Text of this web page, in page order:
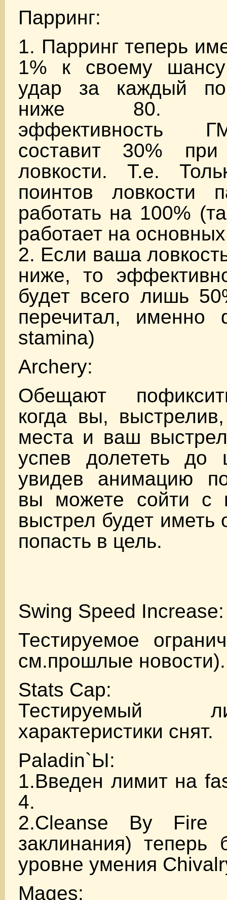
Парринг:
1. Парринг теперь
1% к своему шансу
удар за каждый
ниже 80.
эффективность
составит 30%
ловкости. Т.е.
поинтов ловкости
работать на 100%
работает на
2. Если ваша
ниже, то
будет всего лишь
перечитал, именно
stamina)
Archery:
Обещают
когда вы,
места и ваш
успев долететь до
увидев анимацию
вы можете сойти с
выстрел будет
попасть в цель.
Swing Speed Increase:
Тестируемое
см.прошлые новости).
Stats Cap:
Тестируемый
характеристики снят.
Paladin`Ы:
1.Введен лимит на
4.
2.Cleanse By Fire
заклинания) теперь
уровне умения
Mages: